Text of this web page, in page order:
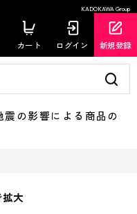
KADOKAWA Group
カート ログイン 新規登録
の影響による商品の
大